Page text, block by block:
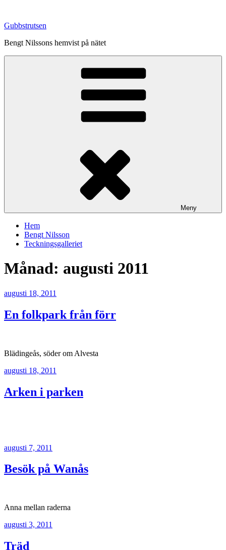
innehåll
Gubbstrutsen
Bengt Nilssons hemvist på nätet
Meny
Hem
Bengt Nilsson
Teckningsgalleriet
Månad: augusti 2011
Publicerat
augusti 18, 2011
En folkpark från förr
Blädingeås, söder om Alvesta
Publicerat
augusti 18, 2011
Arken i parken
Publicerat
augusti 7, 2011
Besök på Wanås
Anna mellan raderna
Publicerat
augusti 3, 2011
Träd